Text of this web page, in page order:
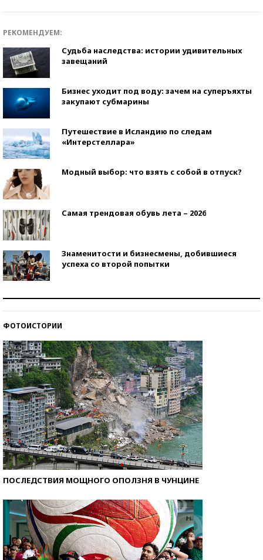
РЕКОМЕНДУЕМ:
Судьба наследства: истории удивительных
завещаний
Бизнес уходит под воду: зачем на суперъяхты
закупают субмарины
Путешествие в Исландию по следам
«Интерстеллара»
Модный выбор: что взять с собой в отпуск?
Самая трендовая обувь лета – 2026
Знаменитости и бизнесмены, добившиеся
успеха со второй попытки
ФОТОИСТОРИИ
ПОСЛЕДСТВИЯ МОЩНОГО ОПОЛЗНЯ В ЧУНЦИНЕ